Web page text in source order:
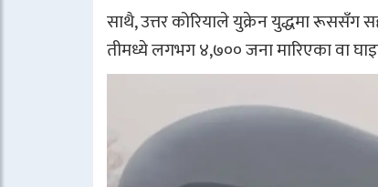
साथै, उत्तर कोरियाले युक्रेन युद्धमा रूससँग
तीमध्ये लगभग ४,७०० जना मारिएका वा